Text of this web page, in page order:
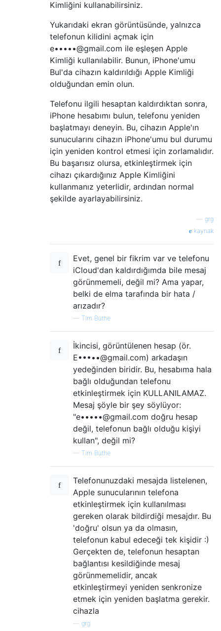
Kimliğini kullanabilirsiniz.
Yukarıdaki ekran görüntüsünde, yalnızca
telefonun kilidini açmak için
e•••••@gmail.com ile eşleşen Apple
Kimliği kullanılabilir. Bunun, iPhone'umu
Bul'da cihazın kaldırıldığı Apple Kimliği
olduğundan emin olun.
Telefonu ilgili hesaptan kaldırdıktan sonra,
iPhone hesabımı bulun, telefonu yeniden
başlatmayı deneyin. Bu, cihazın Apple'ın
sunucularını cihazın iPhone'umu bul durumu
için yeniden kontrol etmesi için zorlamalıdır.
Bu başarısız olursa, etkinleştirmek için
cihazı çıkardığınız Apple Kimliğini
kullanmanız yeterlidir, ardından normal
şekilde ayarlayabilirsiniz.
grg
kaynak
Evet, genel bir fikrim var ve telefonu
iCloud'dan kaldırdığımda bile mesaj
görünmemeli, değil mi? Ama yapar,
belki de elma tarafında bir hata /
arızadır?
— Tim Büthe
İkincisi, görüntülenen hesap (ör.
E•••••@gmail.com) arkadaşın
yedeğinden biridir. Bu, hesabıma hala
bağlı olduğundan telefonu
etkinleştirmek için KULLANILAMAZ.
Mesaj şöyle bir şey söylüyor:
"e•••••@gmail.com doğru hesap
değil, telefonun bağlı olduğu kişiyi
kullan", değil mi?
— Tim Büthe
Telefonunuzdaki mesajda listelenen,
Apple sunucularının telefona
etkinleştirmek için kullanılması
gereken olarak bildirdiği mesajdır. Bu
'doğru' olsun ya da olmasın,
telefonun kabul edeceği tek kişidir :)
Gerçekten de, telefonun hesaptan
bağlantısı kesildiğinde mesaj
görünmemelidir, ancak
etkinleştirmeyi yeniden senkronize
etmek için yeniden başlatma gerekir.
cihazla
grg